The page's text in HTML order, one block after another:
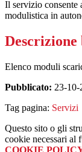
Il servizio consente
modulistica in
Descrizione
Elenco moduli
Pubblicato: 23-10-
Tag pagina: Servizi
Questo sito o gli
cookie necessari al
COOKIE